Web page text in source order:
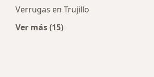
Verrugas en Trujillo
Ver más (15)